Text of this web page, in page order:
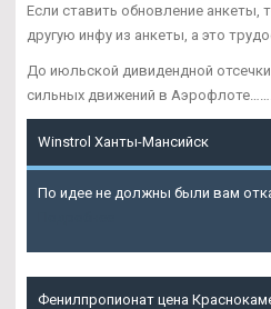
Если ставить обновление анкеты,
другую инфу из анкеты, а это
До июльской дивидендной
сильных движений в
Winstrol Ханты-Мансийск
По идее не должны были вам
Фенилпропионат цена